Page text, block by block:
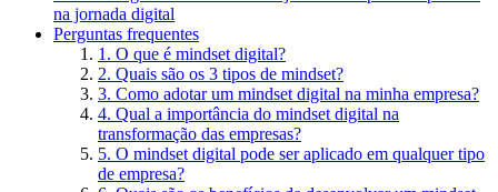
na jornada digital
Perguntas frequentes
1. O que é mindset digital?
2. Quais são os 3 tipos de mindset?
3. Como adotar um mindset digital na minha empresa?
4. Qual a importância do mindset digital na
transformação das empresas?
5. O mindset digital pode ser aplicado em qualquer tipo
de empresa?